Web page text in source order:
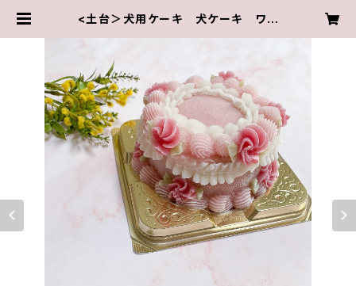
<土台＞犬用ケーキ 犬ケーキ ワン
用アイシングクッキー販売店 maca
ron macaron